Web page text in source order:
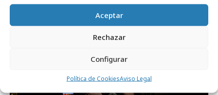
Aceptar
Rechazar
Configurar
Política de CookiesAviso Legal